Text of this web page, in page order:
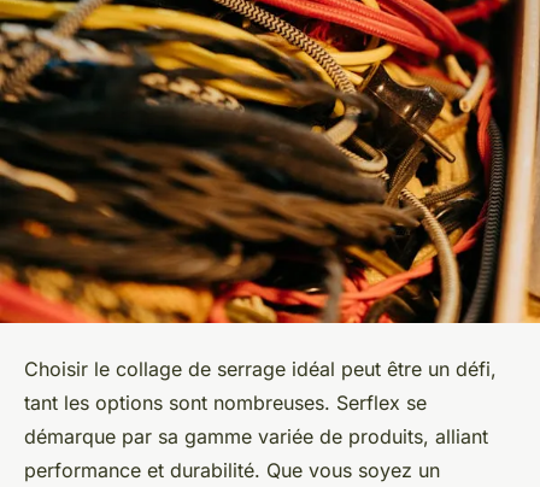
Choisir le collage de serrage idéal peut être un défi,
tant les options sont nombreuses. Serflex se
démarque par sa gamme variée de produits, alliant
performance et durabilité. Que vous soyez un